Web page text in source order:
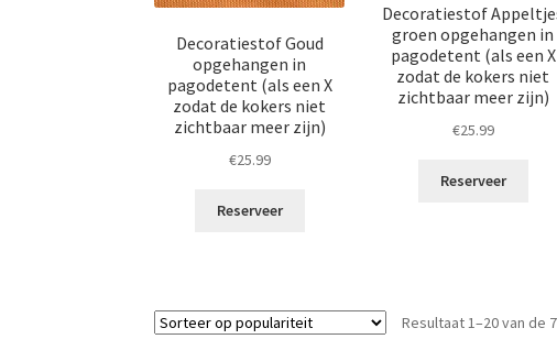
Decoratiestof Goud
opgehangen in
pagodetent (als een X
zodat de kokers niet
zichtbaar meer zijn)
€25.99
Reserveer
Decoratiestof
groen opgehangen in
pagodetent (als een X
zodat de kokers niet
zichtbaar meer zijn)
€25.99
Reserveer
Resultaat 1–20 van de